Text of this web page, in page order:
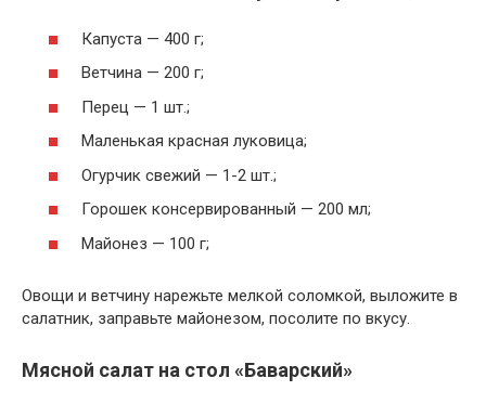
Капуста — 400 г;
Ветчина — 200 г;
Перец — 1 шт.;
Маленькая красная луковица;
Огурчик свежий — 1-2 шт.;
Горошек консервированный — 200 мл;
Майонез — 100 г;
Овощи и ветчину нарежьте мелкой соломкой, выложите в
салатник, заправьте майонезом, посолите по вкусу.
Мясной салат на стол «Баварский»